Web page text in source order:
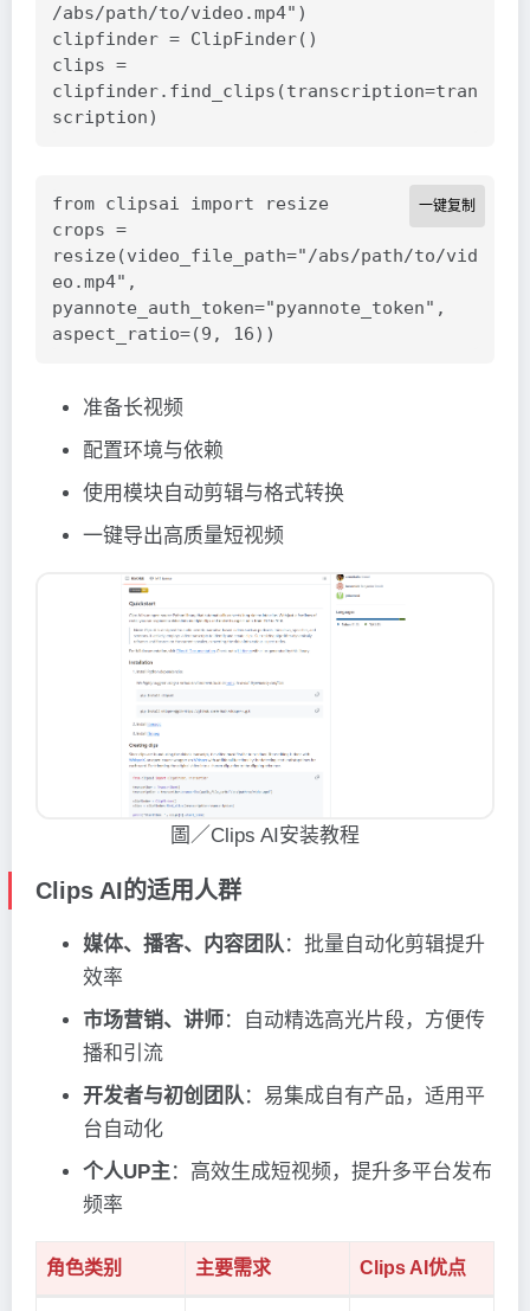
/abs/path/to/video.mp4")
clipfinder = ClipFinder()
clips =
clipfinder.find_clips(transcription=tran
一键复制
from clipsai import resize
crops =
resize(video_file_path="/abs/path/to/vid
eo.mp4",
pyannote_auth_token="pyannote_token",
aspect_ratio=(9, 16))
准备长视频
配置环境与依赖
使用模块自动剪辑与格式转换
一键导出高质量短视频
圖／Clips AI安装教程
Clips AI的适用人群
媒体、播客、内容团队 ：批量自动化剪辑提升
效率
市场营销、讲师：自动精选高光片段，方便传
播和引流
开发者与初创团队 ：易集成自有产品，适用平
台自动化
个人UP主 ：高效生成短视频，提升多平台发布
频率
角色类别 主要需求 Clips AI优点